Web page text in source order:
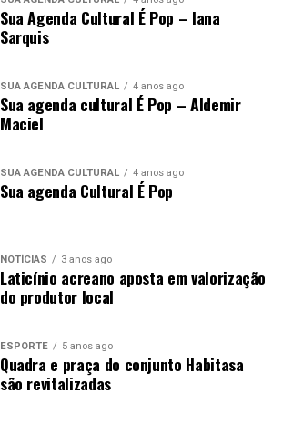
Sua Agenda Cultural É Pop – Iana
Sarquis
SUA AGENDA CULTURAL 4 anos ago
Sua agenda cultural É Pop – Aldemir
Maciel
SUA AGENDA CULTURAL 4 anos ago
Sua agenda Cultural É Pop
NOTÍCIAS 3 anos ago
Laticínio acreano aposta em valorização
do produtor local
ESPORTE 5 anos ago
Quadra e praça do conjunto Habitasa
são revitalizadas